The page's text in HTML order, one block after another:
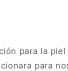
para la
para